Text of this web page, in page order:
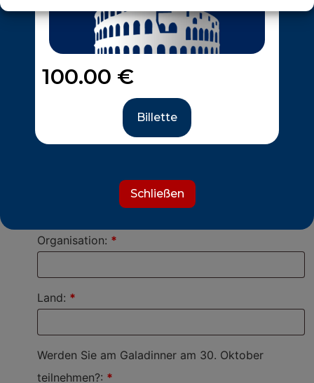
Mr
Berufsbezeichnung:*
Organisation: *
Land: *
Werden Sie am Galadinner am 30. Oktober
teilnehmen?: *
100.00 €
Billette
Schließen